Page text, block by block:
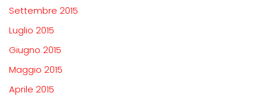
Settembre 2015
Luglio 2015
Giugno 2015
Maggio 2015
Aprile 2015